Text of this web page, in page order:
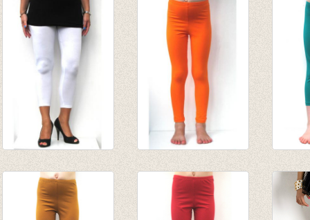
€ 19,95
€ 6,95
oranje
van € 8,45
tot € 10,95
van €
tot €